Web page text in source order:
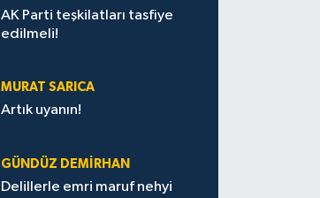
AK Parti teşkilatları tasfiye
edilmeli!
MURAT SARICA
Artık uyanın!
GÜNDÜZ DEMIRHAN
Delillerle emri maruf nehyi